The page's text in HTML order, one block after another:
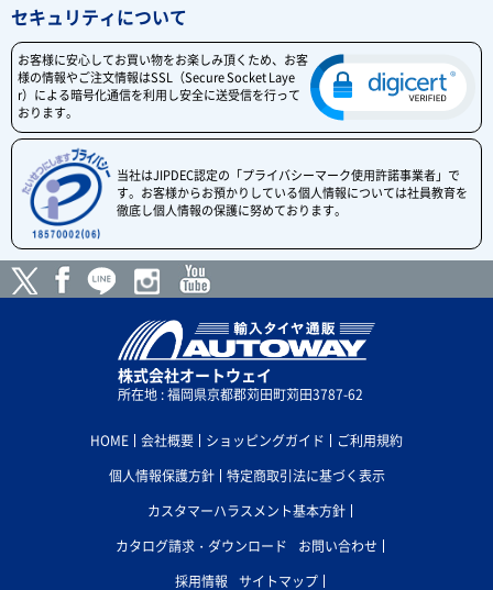
セキュリティについて
お客様に安心してお買い物をお楽しみ頂くため、お客
様の情報やご注文情報はSSL（Secure Socket Laye
r）による暗号化通信を利用し安全に送受信を行って
おります。
当社はJIPDEC認定の「プライバシーマーク使用許諾事業者」で
す。お客様からお預かりしている個人情報については社員教育を
徹底し個人情報の保護に努めております。
株式会社オートウェイ
所在地 : 福岡県京都郡苅田町苅田3787-62
HOME 会社概要 ショッピングガイド
ご利用規約
個人情報保護方針
特定商取引法に基づく表示
カスタマーハラスメント基本方針
カタログ請求・ダウンロード
お問い合わせ
採用情報
サイトマップ